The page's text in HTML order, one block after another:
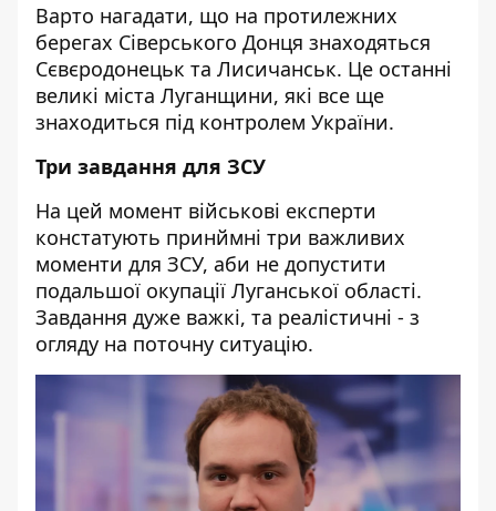
Варто нагадати, що на протилежних
берегах Сіверського Донця знаходяться
Сєвєродонецьк та Лисичанськ. Це останні
великі міста Луганщини, які все ще
знаходиться під контролем України.
Три завдання для ЗСУ
На цей момент військові експерти
констатують принймні три важливих
моменти для ЗСУ, аби не допустити
подальшої окупації Луганської області.
Завдання дуже важкі, та реалістичні - з
огляду на поточну ситуацію.